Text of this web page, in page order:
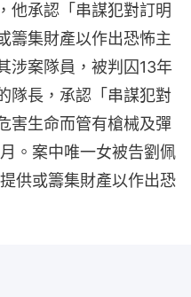
他承認「串謀犯對訂明
籌集財產以作出恐怖主
涉案隊員，被判囚13年
隊長，承認「串謀犯對
害生命而管有槍械及彈
。案中唯一女被告劉佩
供或籌集財產以作出恐